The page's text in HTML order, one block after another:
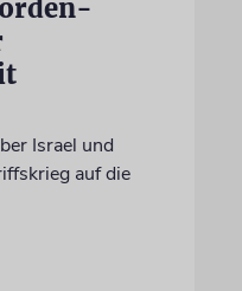
Israel und
auf die